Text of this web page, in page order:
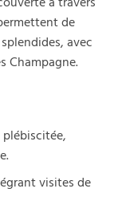
de
avec
Champagne.
plébiscitée,
visites de